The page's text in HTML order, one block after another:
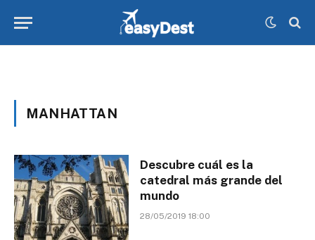
MANHATTAN
Descubre cuál es la
catedral más grande del
mundo
28/05/2019 18:00